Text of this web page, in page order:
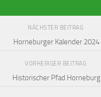
NÄCHSTER BEITRAG
Horneburger Kalender 2024
VORHERIGER BEITRAG
Historischer Pfad Horneburg